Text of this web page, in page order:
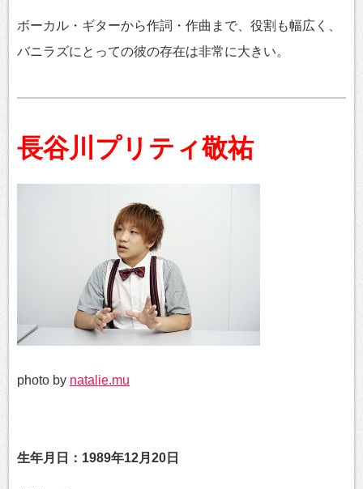
ボーカル・ギターから作詞・作曲まで、役割も幅広く、
バニラズにとっての彼の存在は非常に大きい。
長谷川プリティ敬祐
photo by natalie.mu
生年月日：1989年12月20日